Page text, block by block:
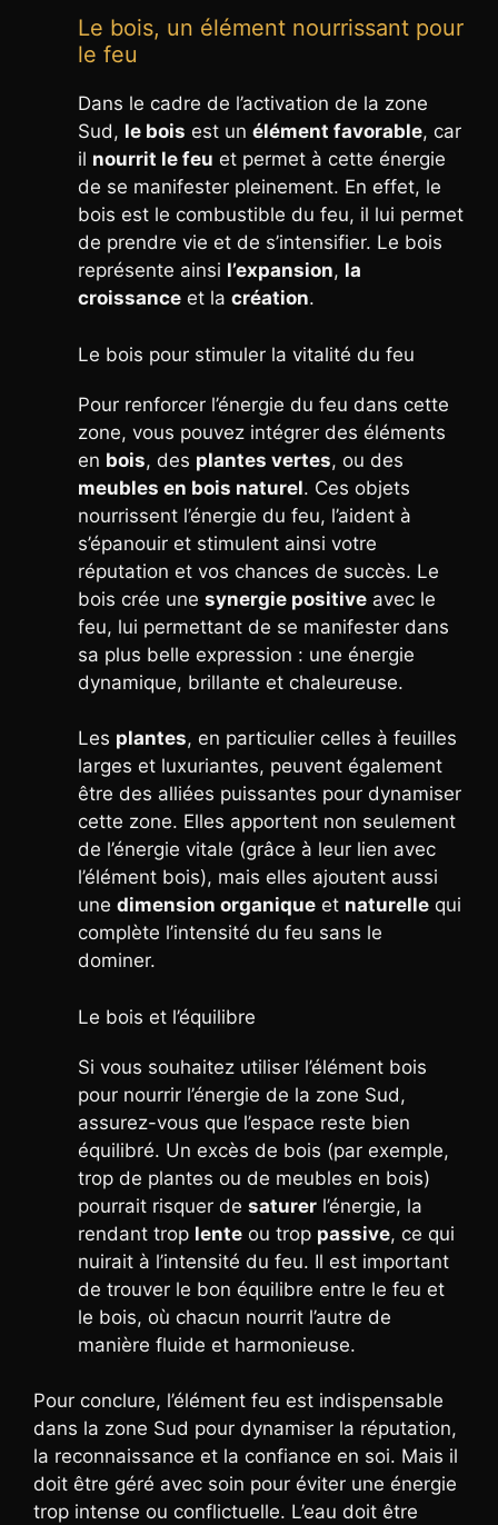
Le bois, un élément nourrissant pour
le feu
Dans le cadre de l’activation de la zone
Sud, le bois est un élément favorable, car
il nourrit le feu et permet à cette énergie
de se manifester pleinement. En effet, le
bois est le combustible du feu, il lui permet
de prendre vie et de s’intensifier. Le bois
représente ainsi l’expansion, la
croissance et la création.
Le bois pour stimuler la vitalité du feu
Pour renforcer l’énergie du feu dans cette
zone, vous pouvez intégrer des éléments
en bois, des plantes vertes, ou des
meubles en bois naturel. Ces objets
nourrissent l’énergie du feu, l’aident à
s’épanouir et stimulent ainsi votre
réputation et vos chances de succès. Le
bois crée une synergie positive avec le
feu, lui permettant de se manifester dans
sa plus belle expression : une énergie
dynamique, brillante et chaleureuse.
Les plantes, en particulier celles à feuilles
larges et luxuriantes, peuvent également
être des alliées puissantes pour dynamiser
cette zone. Elles apportent non seulement
de l’énergie vitale (grâce à leur lien avec
l’élément bois), mais elles ajoutent aussi
une dimension organique et naturelle qui
complète l’intensité du feu sans le
dominer.
Le bois et l’équilibre
Si vous souhaitez utiliser l’élément bois
pour nourrir l’énergie de la zone Sud,
assurez-vous que l’espace reste bien
équilibré. Un excès de bois (par exemple,
trop de plantes ou de meubles en bois)
pourrait risquer de saturer l’énergie, la
rendant trop lente ou trop passive, ce qui
nuirait à l’intensité du feu. Il est important
de trouver le bon équilibre entre le feu et
le bois, où chacun nourrit l’autre de
manière fluide et harmonieuse.
Pour conclure, l’élément feu est indispensable
dans la zone Sud pour dynamiser la réputation,
la reconnaissance et la confiance en soi. Mais il
doit être géré avec soin pour éviter une énergie
trop intense ou conflictuelle. L’eau doit être